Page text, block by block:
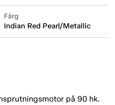
Färg
Indian Red Pearl/Metallic
på 90 hk.